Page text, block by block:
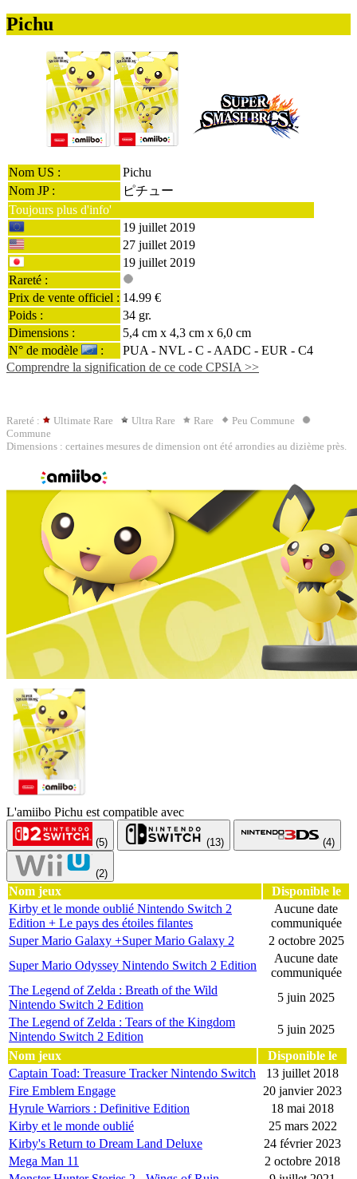
Pichu
Nom US :
Pichu
Nom JP :
ピチュー
Toujours plus d'info'
19 juillet 2019
27 juillet 2019
19 juillet 2019
Rareté :
Prix de vente officiel : 14.99 €
Poids :
34 gr.
Dimensions :
5,4 cm x 4,3 cm x 6,0 cm
N° de modèle
: PUA - NVL - C - AADC - EUR - C4
Comprendre la signification de ce code CPSIA >>
Rareté : Ultimate Rare Ultra Rare Rare
Peu Commune
Commune
Dimensions : certaines mesures de dimension ont été arrondies au dizième près.
L'amiibo Pichu est compatible avec
(5) (13) (4)
(2)
Nom jeux
Disponible le
Kirby et le monde oublié Nintendo Switch 2
Edition + Le pays des étoiles filantes
Aucune date
communiquée
Super Mario Galaxy +Super Mario Galaxy 2
2 octobre 2025
Super Mario Odyssey Nintendo Switch 2 Edition
Aucune date
communiquée
The Legend of Zelda : Breath of the Wild
Nintendo Switch 2 Edition
5 juin 2025
The Legend of Zelda : Tears of the Kingdom
Nintendo Switch 2 Edition
5 juin 2025
Nom jeux
Disponible le
Captain Toad: Treasure Tracker Nintendo Switch
13 juillet 2018
Fire Emblem Engage
20 janvier 2023
Hyrule Warriors : Definitive Edition
18 mai 2018
Kirby et le monde oublié
25 mars 2022
Kirby's Return to Dream Land Deluxe
24 février 2023
Mega Man 11
2 octobre 2018